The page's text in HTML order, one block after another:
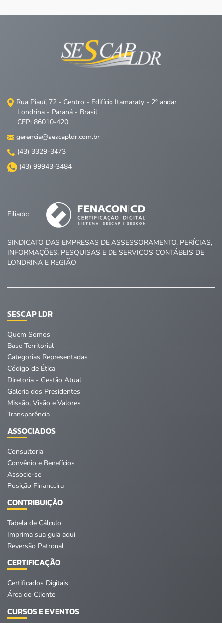
Rua Piauí, 72 - Centro - Edifício Itamaraty - 2º andar
Londrina - Paraná - Brasil
CEP: 86010-420
gerencia@sescapldr.com.br
(43) 3329-3473
(43) 99943-3484
Filiado:
SINDICATO DAS EMPRESAS DE ASSESSORAMENTO, PERÍCIAS,
INFORMAÇÕES, PESQUISAS E DE SERVIÇOS CONTÁBEIS DE
LONDRINA E REGIÃO
SESCAP LDR
Quem Somos
Base Territorial
Categorias Representadas
Código de Ética
Diretoria - Gestão Atual
Galeria dos Presidentes
Missão, Visão e Valores
Transparência
ASSOCIADOS
Consultoria
Convênio e Benefícios
Associe-se
Posição Financeira
CONTRIBUIÇÃO
Tabela de Cálculo
Imprima sua guia aqui
Reversão Patronal
CERTIFICAÇÃO
Certificados Digitais
Área do Cliente
CURSOS E EVENTOS